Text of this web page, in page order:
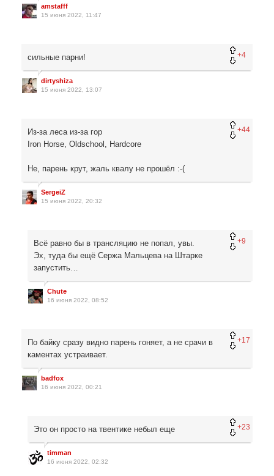
amstafff
15 июня 2022, 11:47
+4
сильные парни!
dirtyshiza
15 июня 2022, 13:07
+44
Из-за леса из-за гор
Iron Horse, Oldschool, Hardcore
Не, парень крут, жаль квалу не прошёл :-(
SergeiZ
15 июня 2022, 20:32
+9
Всё равно бы в трансляцию не попал, увы.
Эх, туда бы ещё Сержа Мальцева на Штарке
запустить…
Chute
16 июня 2022, 08:52
+17
По байку сразу видно парень гоняет, а не срачи в
каментах устраивает.
badfox
16 июня 2022, 00:21
+23
Это он просто на твентике небыл еще
timman
16 июня 2022, 02:32